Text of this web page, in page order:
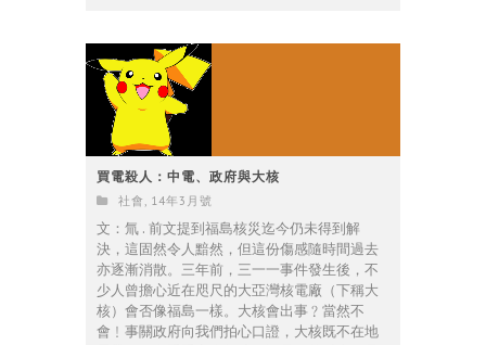
買電殺人：中電、政府與大核
社會 , 14年3月號
文：氚 . 前文提到福島核災迄今仍未得到解
決，這固然令人黯然，但這份傷感隨時間過去
亦逐漸消散。三年前，三一一事件發生後，不
少人曾擔心近在咫尺的大亞灣核電廠（下稱大
核）會否像福島一樣。大核會出事﹖當然不
會﹗事關政府向我們拍心口證，大核既不在地